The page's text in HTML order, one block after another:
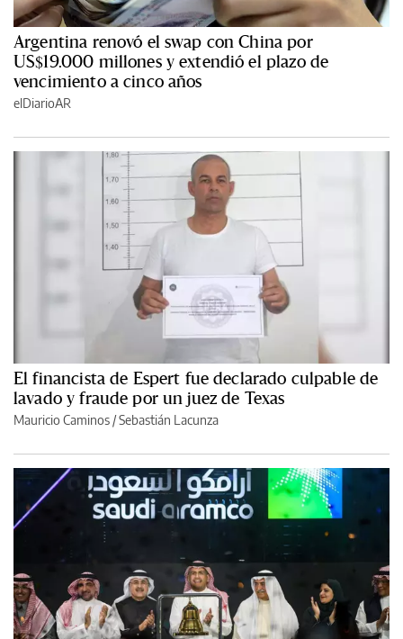
Argentina renovó el swap con China por
US$19.000 millones y extendió el plazo de
vencimiento a cinco años
elDiarioAR
El financista de Espert fue declarado culpable de
lavado y fraude por un juez de Texas
Mauricio Caminos /Sebastián Lacunza